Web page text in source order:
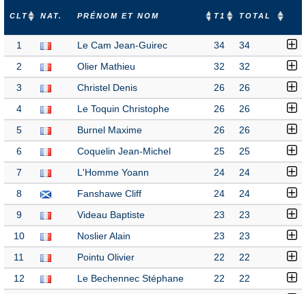
CLT NAT. PRÉNOM ET NOM T1 TOTAL
1 Le Cam Jean-Guirec 34 34
2 Olier Mathieu 32 32
3 Christel Denis 26 26
4 Le Toquin Christophe 26 26
5 Burnel Maxime 26 26
6 Coquelin Jean-Michel 25 25
7 L'Homme Yoann 24 24
8 Fanshawe Cliff 24 24
9 Videau Baptiste 23 23
10 Noslier Alain 23 23
11 Pointu Olivier 22 22
12 Le Bechennec Stéphane 22 22